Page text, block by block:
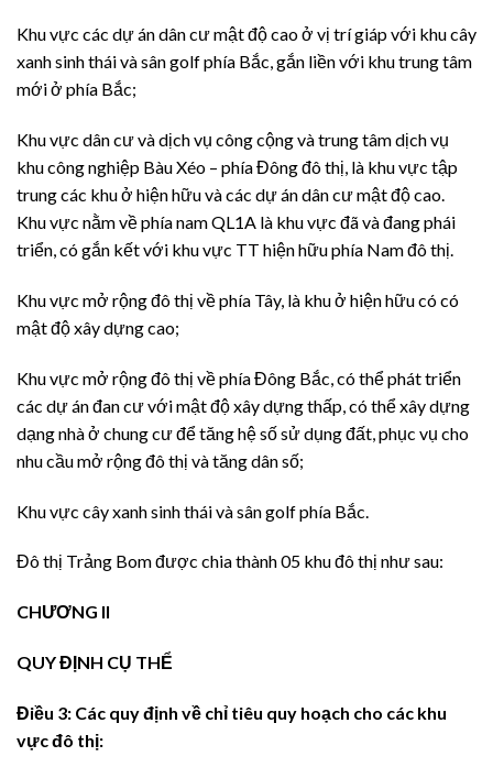
Khu vực các dự án dân cư mật độ cao ở vị trí giáp với khu cây
xanh sinh thái và sân golf phía Bắc, gắn liền với khu trung tâm
mới ở phía Bắc;
Khu vực dân cư và dịch vụ công cộng và trung tâm dịch vụ
khu công nghiệp Bàu Xéo – phía Đông đô thị, là khu vực tập
trung các khu ở hiện hữu và các dự án dân cư mật độ cao.
Khu vực nằm về phía nam QL1A là khu vực đã và đang phái
triển, có gắn kết với khu vực TT hiện hữu phía Nam đô thị.
Khu vực mở rộng đô thị về phía Tây, là khu ở hiện hữu có có
mật độ xây dựng cao;
Khu vực mở rộng đô thị về phía Đông Bắc, có thể phát triển
các dự án đan cư với mật độ xây dựng thấp, có thể xây dựng
dạng nhà ở chung cư để tăng hệ số sử dụng đất, phục vụ cho
nhu cầu mở rộng đô thị và tăng dân số;
Khu vực cây xanh sinh thái và sân golf phía Bắc.
Đô thị Trảng Bom được chia thành 05 khu đô thị như sau:
CHƯƠNG II
QUY ĐỊNH CỤ THỂ
Điều 3: Các quy định về chỉ tiêu quy hoạch cho các khu
vực đô thị: